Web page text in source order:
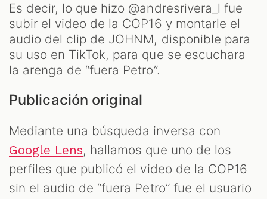
Es decir, lo que hizo @andresrivera_l fue
subir el video de la COP16 y montarle el
audio del clip de JOHNM, disponible para
su uso en TikTok, para que se escuchara
la arenga de “fuera Petro”.
Publicación original
Mediante una búsqueda inversa con
Google Lens, hallamos que uno de los
perfiles que publicó el video de la COP16
sin el audio de “fuera Petro” fue el usuario